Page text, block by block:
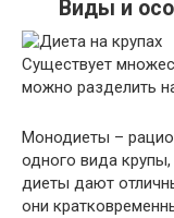
Виды и
Существует
можно разделить
Монодиеты –
одного вида
диеты дают
они